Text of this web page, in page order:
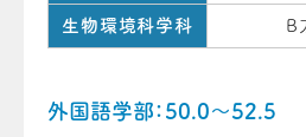
生物環境科学科 B
外国語学部：50.0～52.5